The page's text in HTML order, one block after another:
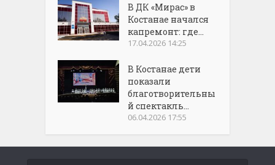
В ДК «Мирас» в
Костанае начался
капремонт: где...
17.04.2026 14:25
В Костанае дети
показали
благотворительны
й спектакль...
06.04.2026 17:55